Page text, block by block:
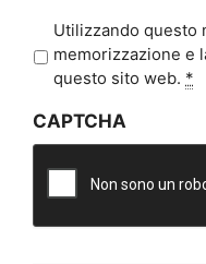
r
a
c
*
Utilizzando questo
memorizzazione e
questo sito web. *
CAPTCHA